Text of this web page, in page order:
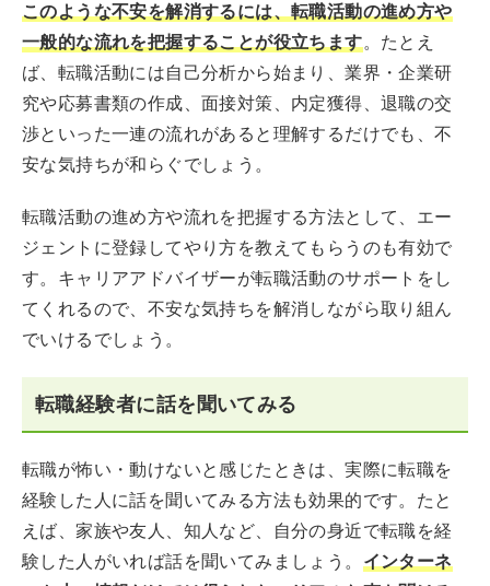
このような不安を解消するには、転職活動の進め方や
一般的な流れを把握することが役立ちます。たとえ
ば、転職活動には自己分析から始まり、業界・企業研
究や応募書類の作成、面接対策、内定獲得、退職の交
渉といった一連の流れがあると理解するだけでも、不
安な気持ちが和らぐでしょう。
転職活動の進め方や流れを把握する方法として、エー
ジェントに登録してやり方を教えてもらうのも有効で
す。キャリアアドバイザーが転職活動のサポートをし
てくれるので、不安な気持ちを解消しながら取り組ん
でいけるでしょう。
転職経験者に話を聞いてみる
転職が怖い・動けないと感じたときは、実際に転職を
経験した人に話を聞いてみる方法も効果的です。たと
えば、家族や友人、知人など、自分の身近で転職を経
験した人がいれば話を聞いてみましょう。 インターネ